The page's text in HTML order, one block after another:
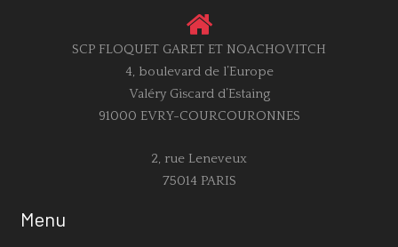
SCP FLOQUET GARET ET NOACHOVITCH
4, boulevard de l’Europe
Valéry Giscard d’Estaing
91000 EVRY-COURCOURONNES
2, rue Leneveux
75014 PARIS
Menu